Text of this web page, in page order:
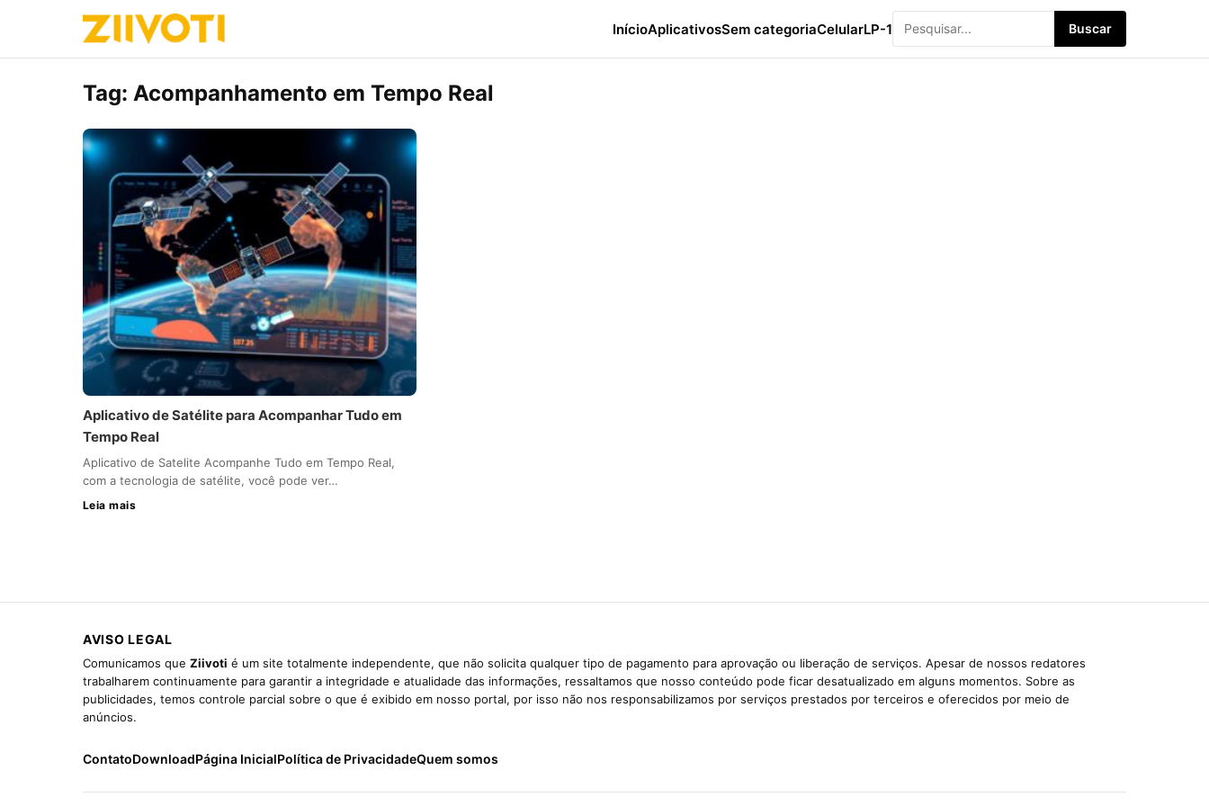
InícioAplicativosSem categoriaCelularLP-1 Buscar
Tag: Acompanhamento em Tempo Real
Aplicativo de Satélite para Acompanhar Tudo em
Tempo Real
Aplicativo de Satelite Acompanhe Tudo em Tempo Real,
com a tecnologia de satélite, você pode ver…
Leia mais
AVISO LEGAL
Comunicamos que Ziivoti é um site totalmente independente, que não solicita qualquer tipo de pagamento para aprovação ou liberação de serviços. Apesar de nossos redatores
trabalharem continuamente para garantir a integridade e atualidade das informações, ressaltamos que nosso conteúdo pode ficar desatualizado em alguns momentos. Sobre as
publicidades, temos controle parcial sobre o que é exibido em nosso portal, por isso não nos responsabilizamos por serviços prestados por terceiros e oferecidos por meio de
anúncios.
ContatoDownloadPágina InicialPolítica de PrivacidadeQuem somos